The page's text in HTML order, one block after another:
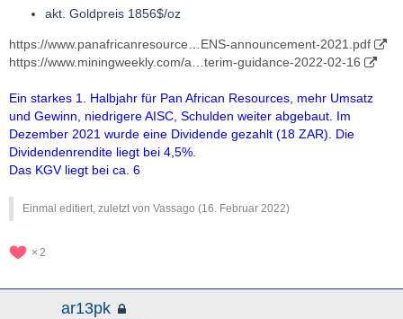
akt. Goldpreis 1856$/oz
https://www.panafricanresource…ENS-announcement-2021.pdf
https://www.miningweekly.com/a…terim-guidance-2022-02-16
Ein starkes 1. Halbjahr für Pan African Resources, mehr Umsatz
und Gewinn, niedrigere AISC, Schulden weiter abgebaut. Im
Dezember 2021 wurde eine Dividende gezahlt (18 ZAR). Die
Dividendenrendite liegt bei 4,5%.
Das KGV liegt bei ca. 6
Einmal editiert, zuletzt von Vassago (16. Februar 2022)
2
ar13pk